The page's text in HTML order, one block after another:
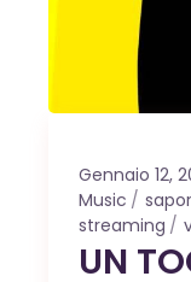
Gennaio 12,
Music
streaming
UN